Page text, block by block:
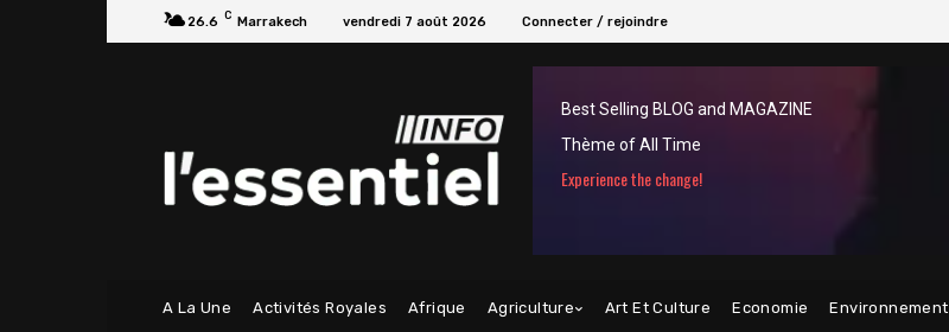
26.6 C Marrakech vendredi 7 août 2026 Connecter / rejoindre
Best Selling BLOG and MAGAZINE
Thème of All Time
Experience the change!
A La Une Activités Royales Afrique Agriculture Art Et Culture Economie Environnement